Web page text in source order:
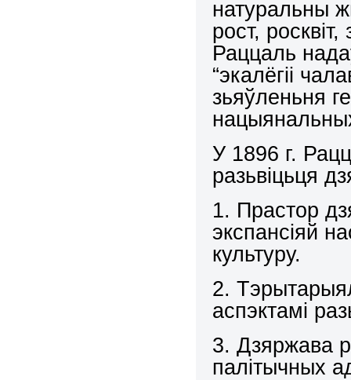
натуральны
рост,
Раццаль
“экалёгіі
зьяўленьня
У 1896 г.
разьвіцьця
1. Прастор
экспансіяй
культуру.
2.
аспэктамі
3. Дзяржава
палітычных